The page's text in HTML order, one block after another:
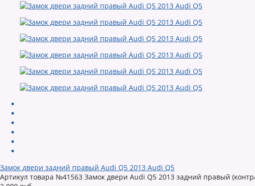
Замок двери задний правый Audi Q5 2013 Audi Q5
Артикул товара №41563 Замок двери Audi Q5 2013 задний правый